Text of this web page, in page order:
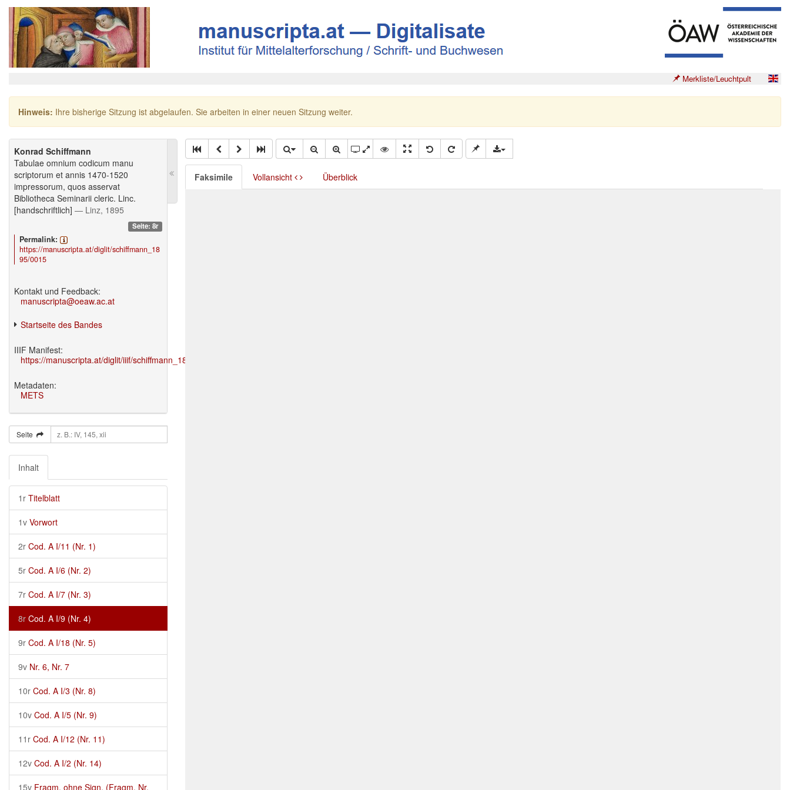
Merkliste/Leuchtpult
Hinweis: Ihre bisherige Sitzung ist abgelaufen. Sie arbeiten in einer neuen Sitzung weiter.
Konrad Schiffmann
Tabulae omnium codicum manu
scriptorum et annis 1470-1520
impressorum, quos asservat
Bibliotheca Seminarii cleric. Linc.
[handschriftlich] — Linz, 1895
Seite: 8r
Permalink:
https://manuscripta.at/diglit/schiffmann_18
95/0015
Kontakt und Feedback:
manuscripta@oeaw.ac.at
Startseite des Bandes
IIIF Manifest:
https://manuscripta.at/diglit/iiif/schiffmann_1895/manifest.json
Metadaten:
METS
Seite
Inhalt
1r Titelblatt
1v Vorwort
2r Cod. A I/11 (Nr. 1)
5r Cod. A I/6 (Nr. 2)
7r Cod. A I/7 (Nr. 3)
8r Cod. A I/9 (Nr. 4)
9r Cod. A I/18 (Nr. 5)
9v Nr. 6, Nr. 7
10r Cod. A I/3 (Nr. 8)
10v Cod. A I/5 (Nr. 9)
11r Cod. A I/12 (Nr. 11)
12v Cod. A I/2 (Nr. 14)
15v Fragm. ohne Sign. (Fragm. Nr.
Faksimile Vollansicht Überblick